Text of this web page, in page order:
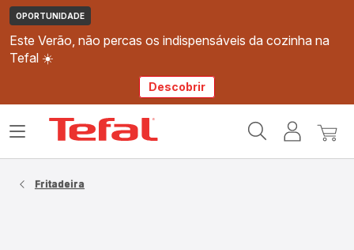
OPORTUNIDADE
Este Verão, não percas os indispensáveis da cozinha na
Tefal ☀️
Descobrir
Tefal
O
Abrir
Fritadeira